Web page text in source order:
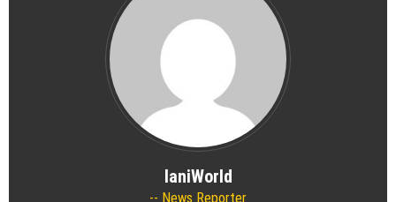
IaniWorld
News Reporter